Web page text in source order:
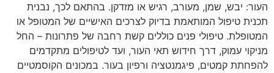
העור: יבש, שמן, מעורב, רגיש או מזדקן. בהתאם לכך, נבנית
תכנית טיפול המותאמת בדיוק לצרכים האישיים של המטופל או
המטופלת. טיפולי פנים כוללים קשת רחבה של פתרונות – החל
מניקוי עמוק, דרך חידוש תאי העור, ועד לטיפולים מתקדמים
להפחתת קמטים, פיגמנטציה ורפיון בעור. במכונים הקוסמטיים